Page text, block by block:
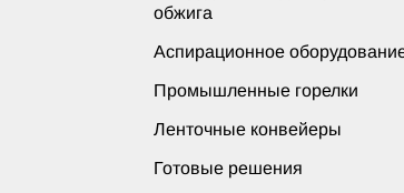
обжига
Аспирационное
Промышленные горелки
Ленточные конвейеры
Готовые решения